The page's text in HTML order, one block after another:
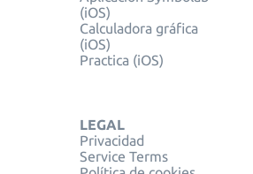
(iOS)
Calculadora gráfica
(iOS)
Practica (iOS)
LEGAL
Privacidad
Service Terms